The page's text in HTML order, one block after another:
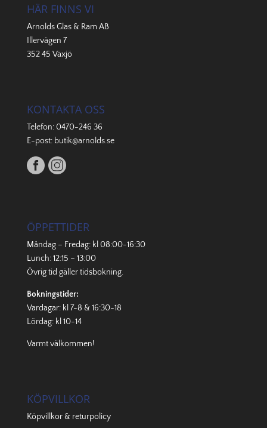
HÄR FINNS VI
Arnolds Glas & Ram AB
Illervägen 7
352 45 Växjö
KONTAKTA OSS
Telefon:0470-246 36
E-post: butik@arnolds.se
ÖPPETTIDER
Måndag – Fredag: kl 08:00-16:30
Lunch: 12:15 – 13:00
Övrig tid gällertidsbokning.
Bokningstider:
Vardagar: kl 7-8 & 16:30-18
Lördag: kl 10-14
Varmt välkommen!
KÖPVILLKOR
Köpvillkor & returpolicy